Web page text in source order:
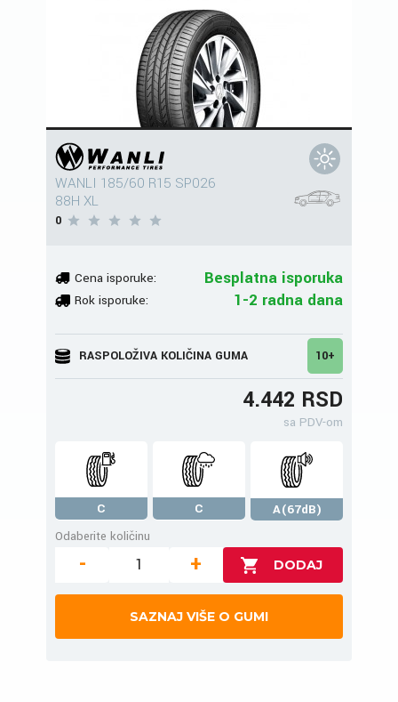
WANLI 185/60 R15 SP026
88H XL
0
Cena isporuke: Besplatna isporuka
Rok isporuke: 1-2 radna dana
RASPOLOŽIVA KOLIČINA GUMA 10+
4.442 RSD
sa PDV-om
C C
A(67dB)
Odaberite količinu
- +
SAZNAJ VIŠE O GUMI